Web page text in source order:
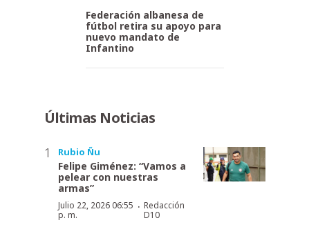
Federación albanesa de
fútbol retira su apoyo para
nuevo mandato de
Infantino
Últimas Noticias
Rubio Ñu
Felipe Giménez: “Vamos a
pelear con nuestras
armas”
Julio 22, 2026 06:55
p. m.
· Redacción
D10